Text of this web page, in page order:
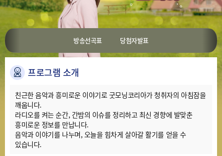
방송선곡표 당첨자발표
프로그램 소개
친근한 음악과 흥미로운 이야기로 굿모닝코리아가 청취자의 아침잠을
깨웁니다.
라디오를 켜는 순간, 간밤의 이슈를 정리하고 최신 경향에 발맞춘
흥미로운 정보를 만납니다.
음악과 이야기를 나누며, 오늘을 힘차게 살아갈 활기를 얻을 수
있습니다.